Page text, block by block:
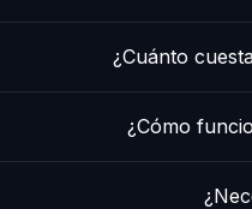
¿Cuánto
¿Cómo